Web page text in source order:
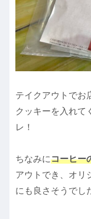
テイクアウトでお
クッキーを入れて
レ！
ちなみにコーヒー
アウトでき、オリ
にも良さそうでし